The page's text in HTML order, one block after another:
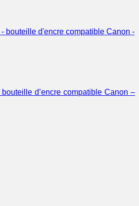
d’encre compatible Canon –